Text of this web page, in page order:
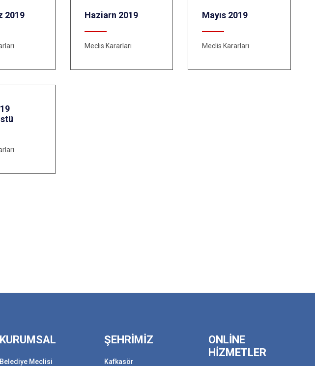
2019 Haziarn 2019
Meclis Kararları
Mayıs 2019
Meclis Kararları
KURUMSAL
Belediye Meclisi
ŞEHRİMİZ
Kafkasör
ONLİNE
HİZMETLER